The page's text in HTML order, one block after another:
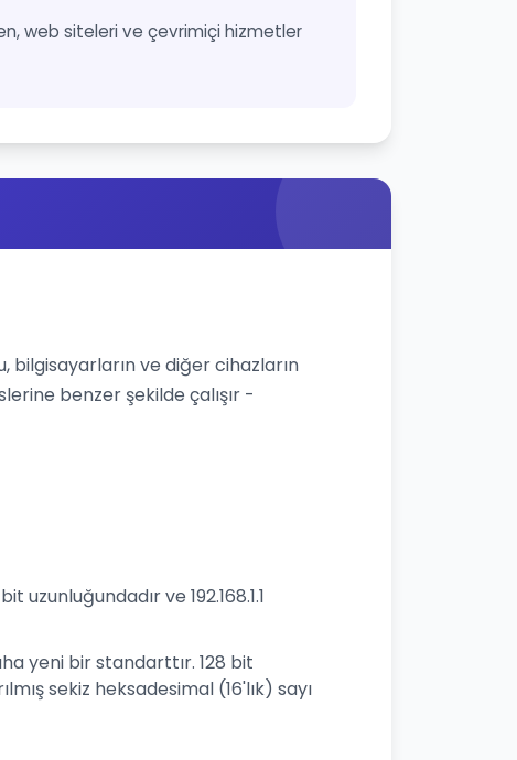
web siteleri ve çevrimiçi hizmetler
bilgisayarların ve diğer cihazların
benzer şekilde çalışır -
uzunluğundadır ve 192.168.1.1
yeni bir standarttır. 128 bit
sekiz heksadesimal (16'lık) sayı